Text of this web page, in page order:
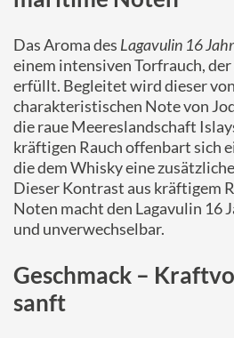
Das Aroma des Lagavulin 16
einem intensiven Torfrauch,
erfüllt. Begleitet wird dieser
charakteristischen Note von
die raue Meereslandschaft
kräftigen Rauch offenbart sich
die dem Whisky eine
Dieser Kontrast aus kräftigem
Noten macht den Lagavulin 16
und unverwechselbar.
Geschmack –
sanft